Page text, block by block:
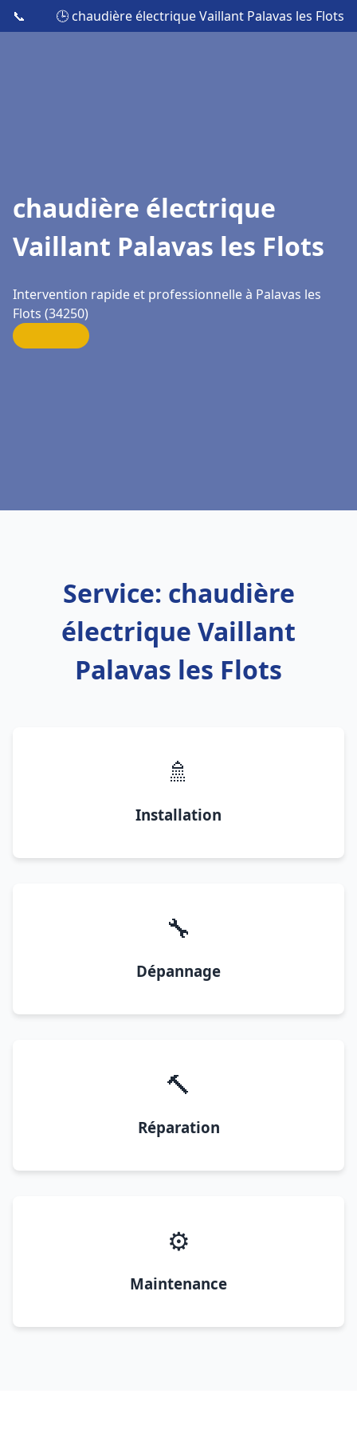
📞 🕒 chaudière électrique Vaillant Palavas les Flots
chaudière électrique
Vaillant Palavas les Flots
Intervention rapide et professionnelle à Palavas les
Flots (34250)
Service: chaudière
électrique Vaillant
Palavas les Flots
🚿
Installation
🔧
Dépannage
🔨
Réparation
⚙️
Maintenance